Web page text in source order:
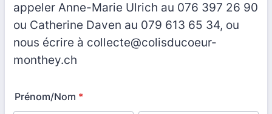
appeler Anne-Marie Ulrich au 076 397 26 90
ou Catherine Daven au 079 613 65 34, ou
nous écrire à collecte@colisducoeur-
monthey.ch
Prénom/Nom *